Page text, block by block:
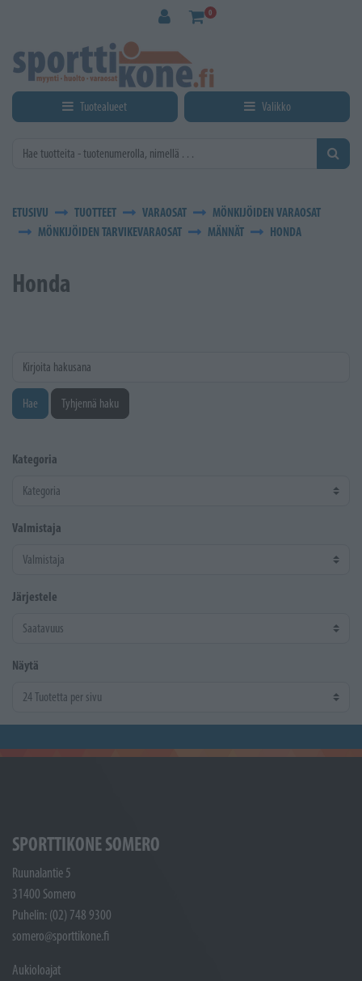
0
Tuotealueet Valikko
ETUSIVU TUOTTEET VARAOSAT
MÖNKIJÖIDEN VARAOSAT
MÖNKIJÖIDEN TARVIKEVARAOSAT
MÄNNÄT HONDA
Honda
Kirjoita hakusana
Hae Tyhjennä haku
Kategoria
Valmistaja
Järjestele
Näytä
SPORTTIKONE SOMERO
Ruunalantie 5
31400 Somero
Puhelin: (02) 748 9300
somero@sporttikone.fi
Aukioloajat